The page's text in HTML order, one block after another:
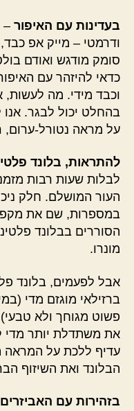
בעדינות עם האיפור –
ודרמטי – מייק אפ כבד,
סומק מודגש ואודם
כדאי להיזהר עם
וכבד מידי. מה לעשות,
בהחלט יכול לבגר.
על מראה נטורל-ערום,
להתראות, בלונד
לבלות שעות רבות
העור המושלם. חלק
במספרות, שם את
הסוררים בבלונד
מונרו.
אבל לפעמים, בלונד
ברזילאי מוגזם מדי
פשוט מגוחך ולא טבעי)
את משתדלת יותר מדי
עדיף ללכת על המראה
הבלונד ואת השיזוף
בזהירות עם האביזרים